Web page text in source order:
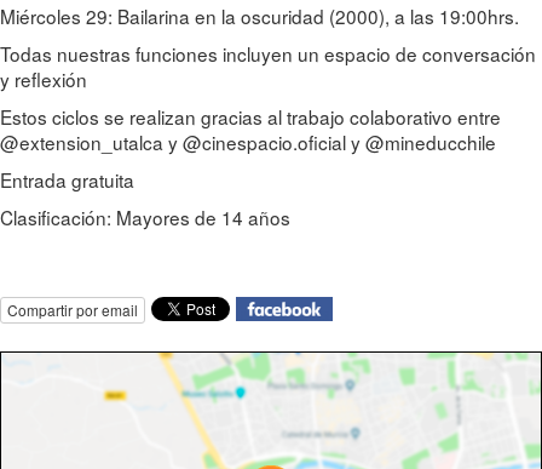
Miércoles 29: Bailarina en la oscuridad (2000), a las 19:00hrs.
Todas nuestras funciones incluyen un espacio de conversación
y reflexión
Estos ciclos se realizan gracias al trabajo colaborativo entre
@extension_utalca y @cinespacio.oficial y @mineducchile
Entrada gratuita
Clasificación: Mayores de 14 años
Compartir por email